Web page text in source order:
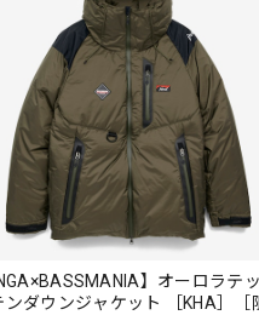
Parka［BLK］［LIMITED］
ンも買えば良かった！！
】オーロラテ
ンダウンジャケット ［KHA］［